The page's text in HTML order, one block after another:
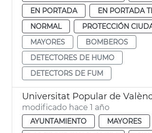
EN PORTADA
EN PORTADA
NORMAL
PROTECCIÓN
MAYORES
BOMBEROS
DETECTORES DE HUMO
DETECTORS DE FUM
modificado hace 1 año
AYUNTAMIENTO
MAYORES